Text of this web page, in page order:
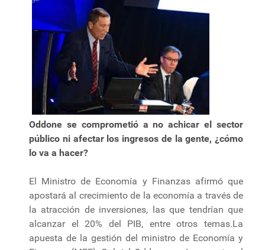
Oddone se comprometió a no achicar el sector
público ni afectar los ingresos de la gente, ¿cómo
lo va a hacer?
El Ministro de Economía y Finanzas afirmó que
apostará al crecimiento de la economía a través de
la atracción de inversiones, las que tendrían que
alcanzar el 20% del PIB, entre otros temas.La
apuesta de la gestión del ministro de Economía y